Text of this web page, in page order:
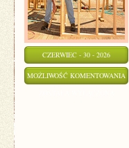
CZERWIEC - 30 - 2026
MOŻLIWOŚĆ KOMENTOWANIA